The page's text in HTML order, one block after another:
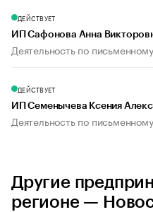
ДЕЙСТВУЕТ
ИП Сафонова Анна
Деятельность по
ДЕЙСТВУЕТ
ИП Семенычева Ксения
Деятельность по
Другие
регионе —